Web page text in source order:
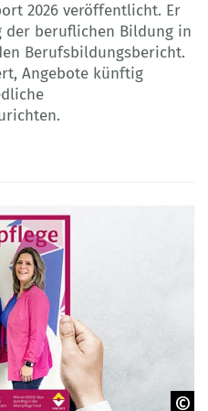
2026 veröffentlicht. Er
beruflichen Bildung in
Berufsbildungsbericht.
Angebote künftig